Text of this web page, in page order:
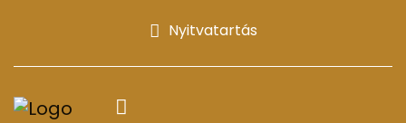
Nyitvatartás